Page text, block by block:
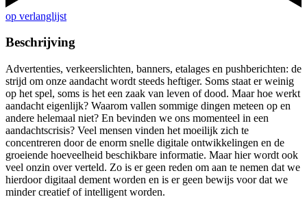
op verlanglijst
Beschrijving
Advertenties, verkeerslichten, banners, etalages en pushberichten: de
strijd om onze aandacht wordt steeds heftiger. Soms staat er weinig
op het spel, soms is het een zaak van leven of dood. Maar hoe werkt
aandacht eigenlijk? Waarom vallen sommige dingen meteen op en
andere helemaal niet? En bevinden we ons momenteel in een
aandachtscrisis? Veel mensen vinden het moeilijk zich te
concentreren door de enorm snelle digitale ontwikkelingen en de
groeiende hoeveelheid beschikbare informatie. Maar hier wordt ook
veel onzin over verteld. Zo is er geen reden om aan te nemen dat we
hierdoor digitaal dement worden en is er geen bewijs voor dat we
minder creatief of intelligent worden.